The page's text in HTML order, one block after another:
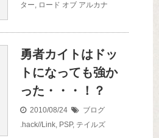
ター, ロード オブ アルカナ
勇者カイトはドッ
トになっても強か
った・・・！？
2010/08/24
ブログ
.hack//Link, PSP, テイルズ